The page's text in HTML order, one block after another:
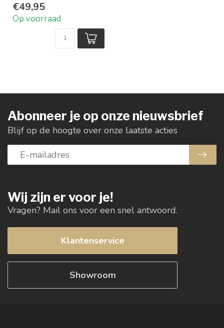
€49,95
Op voorraad
Wij zijn er voor je!
Vragen? Mail ons voor een snel antwoord.
Klantenservice
Showroom
Abonneer je op onze nieuwsbrief
Blijf op de hoogte over onze laatste acties